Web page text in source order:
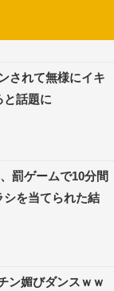
した🌱
されて無様にイキ
と話題に
罰ゲームで10分間
を当てられた結
ン媚びダンスｗｗ